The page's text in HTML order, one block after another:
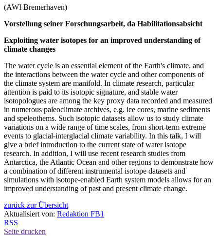
(AWI Bremerhaven)
Vorstellung seiner Forschungsarbeit, da Habilitationsabsicht
Exploiting water isotopes for an improved understanding of
climate changes
The water cycle is an essential element of the Earth's climate, and
the interactions between the water cycle and other components of
the climate system are manifold. In climate research, particular
attention is paid to its isotopic signature, and stable water
isotopologues are among the key proxy data recorded and measured
in numerous paleoclimate archives, e.g. ice cores, marine sediments
and speleothems. Such isotopic datasets allow us to study climate
variations on a wide range of time scales, from short-term extreme
events to glacial-interglacial climate variability. In this talk, I will
give a brief introduction to the current state of water isotope
research. In addition, I will use recent research studies from
Antarctica, the Atlantic Ocean and other regions to demonstrate how
a combination of different instrumental isotope datasets and
simulations with isotope-enabled Earth system models allows for an
improved understanding of past and present climate change.
zurück zur Übersicht
Aktualisiert von: Redaktion FB1
RSS
Seite drucken